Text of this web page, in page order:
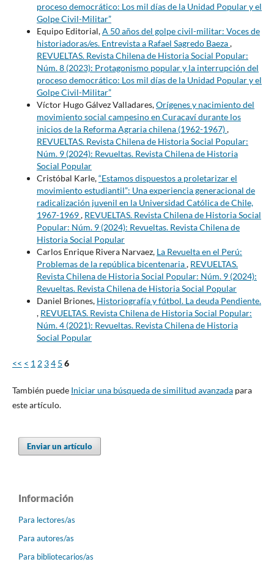
proceso democrático: Los mil días de la Unidad Popular y el
Golpe Civil-Militar”
Equipo Editorial,A 50 años del golpe civil-militar: Voces de
historiadoras/es. Entrevista a Rafael Sagredo Baeza,
REVUELTAS. Revista Chilena de Historia Social Popular:
Núm. 8 (2023): Protagonismo popular y la interrupción del
proceso democrático: Los mil días de la Unidad Popular y el
Golpe Civil-Militar”
Víctor Hugo Gálvez Valladares,Orígenes y nacimiento del
movimiento social campesino en Curacaví durante los
inicios de la Reforma Agraria chilena (1962-1967),
REVUELTAS. Revista Chilena de Historia Social Popular:
Núm. 9 (2024): Revueltas. Revista Chilena de Historia
Social Popular
Cristóbal Karle,“Estamos dispuestos a proletarizar el
movimiento estudiantil”: Una experiencia generacional de
radicalización juvenil en la Universidad Católica de Chile,
1967-1969, REVUELTAS. Revista Chilena de Historia Social
Popular: Núm. 9 (2024): Revueltas. Revista Chilena de
Historia Social Popular
Carlos Enrique Rivera Narvaez, La Revuelta en el Perú:
Problemas de la república bicentenaria, REVUELTAS.
Revista Chilena de Historia Social Popular: Núm. 9 (2024):
Revueltas. Revista Chilena de Historia Social Popular
Daniel Briones, Historiografía y fútbol. La deuda Pendiente.
, REVUELTAS. Revista Chilena de Historia Social Popular:
Núm. 4 (2021): Revueltas. Revista Chilena de Historia
Social Popular
<< < 1 2 34 5 6
También puede Iniciar una búsqueda de similitud avanzadapara
este artículo.
Enviar un artículo
Información
Para lectores/as
Para autores/as
Para bibliotecarios/as